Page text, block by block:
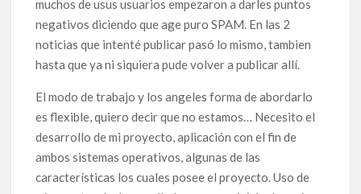
muchos de usus usuarios empezaron a darles puntos
negativos diciendo que age puro SPAM. En las 2
noticias que intenté publicar pasó lo mismo, tambien
hasta que ya ni siquiera pude volver a publicar allí.
El modo de trabajo y los angeles forma de abordarlo
es flexible, quiero decir que no estamos… Necesito el
desarrollo de mi proyecto, aplicación con el fin de
ambos sistemas operativos, algunas de las
características los cuales posee el proyecto. Uso de